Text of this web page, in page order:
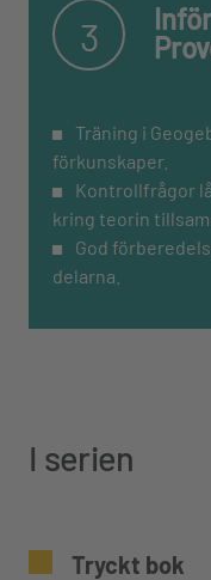
3
Träning i
förkunskaper.
Kontrollfrågor
kring teorin
God
delarna.
I serien
Tryckt bok